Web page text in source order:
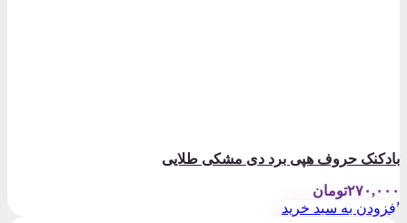
بادکنک حروف هپی برد دی مشکی طلایی
۲۷۰,۰۰۰تومان
افزودن به سبد خرید